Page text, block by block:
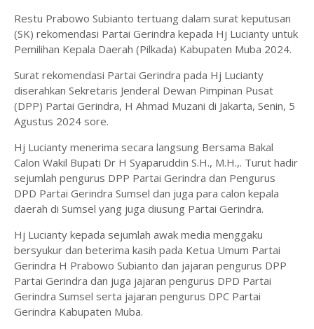
Restu Prabowo Subianto tertuang dalam surat keputusan
(SK) rekomendasi Partai Gerindra kepada Hj Lucianty untuk
Pemilihan Kepala Daerah (Pilkada) Kabupaten Muba 2024.
Surat rekomendasi Partai Gerindra pada Hj Lucianty
diserahkan Sekretaris Jenderal Dewan Pimpinan Pusat
(DPP) Partai Gerindra, H Ahmad Muzani di Jakarta, Senin, 5
Agustus 2024 sore.
Hj Lucianty menerima secara langsung Bersama Bakal
Calon Wakil Bupati Dr H Syaparuddin S.H., M.H.,. Turut hadir
sejumlah pengurus DPP Partai Gerindra dan Pengurus
DPD Partai Gerindra Sumsel dan juga para calon kepala
daerah di Sumsel yang juga diusung Partai Gerindra.
Hj Lucianty kepada sejumlah awak media menggaku
bersyukur dan beterima kasih pada Ketua Umum Partai
Gerindra H Prabowo Subianto dan jajaran pengurus DPP
Partai Gerindra dan juga jajaran pengurus DPD Partai
Gerindra Sumsel serta jajaran pengurus DPC Partai
Gerindra Kabupaten Muba.